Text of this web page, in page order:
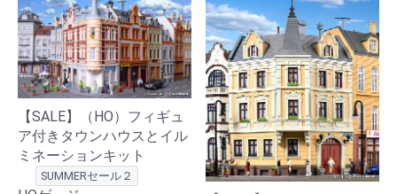
【SALE】（HO）フィギュ
ア付きタウンハウスとイル
ミネーションキット
SUMMERセール２